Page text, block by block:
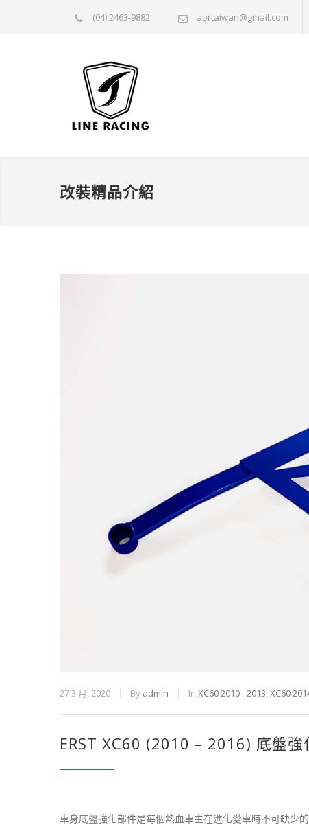
(04) 2463-9882 aprtaiwan@gmail.com
改裝精品介紹
27 3 月, 2020 By admin In XC60 2010 - 2013,XC60
ERST XC60 (2010 – 2016) 底盤強
車身底盤強化部件是每個熱血車主在進化愛車時不可缺少